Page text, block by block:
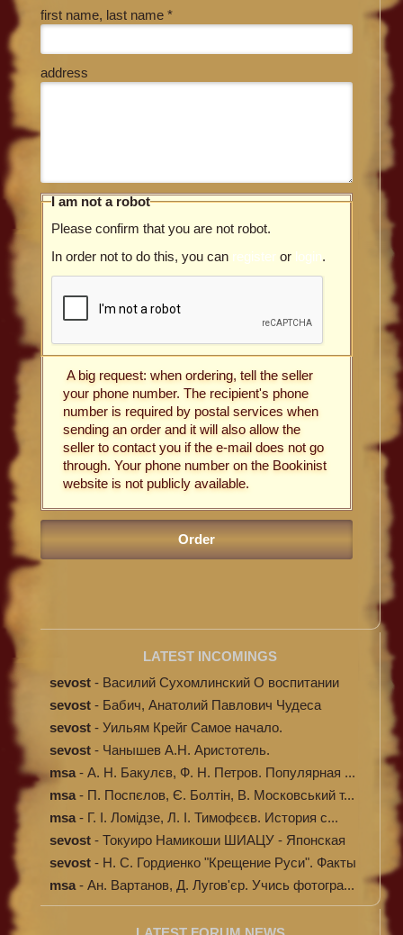
first name, last name *
address
I am not a robot
Please confirm that you are not robot.
In order not to do this, you can register or login.
A big request: when ordering, tell the seller
your phone number. The recipient's phone
number is required by postal services when
sending an order and it will also allow the
seller to contact you if the e-mail does not go
through. Your phone number on the Bookinist
website is not publicly available.
LATEST INCOMINGS
sevost - Василий Сухомлинский О воспитании
sevost - Бабич, Анатолий Павлович Чудеса
исцелени...
sevost - Уильям Крейг Самое начало.
Происхождение...
sevost - Чанышев А.Н. Аристотель.
msa- А. Н. Бакулєв, Ф. Н. Петров. Популярная ...
msa- П. Поспєлов, Є. Болтін, В. Московський т...
msa- Г. І. Ломідзе, Л. І. Тимофєєв. История с...
sevost - Токуиро Намикоши ШИАЦУ - Японская
терапи...
sevost - Н. С. Гордиенко "Крещение Руси". Факты
п...
msa- Ан. Вартанов, Д. Лугов'єр. Учись фотогра...